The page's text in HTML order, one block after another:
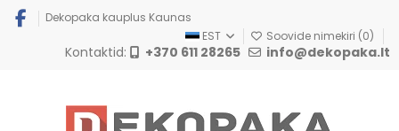
Dekopaka kauplus Kaunas
EST
Soovide nimekiri (0)
Kontaktid: +370 611 28265 info@dekopaka.lt